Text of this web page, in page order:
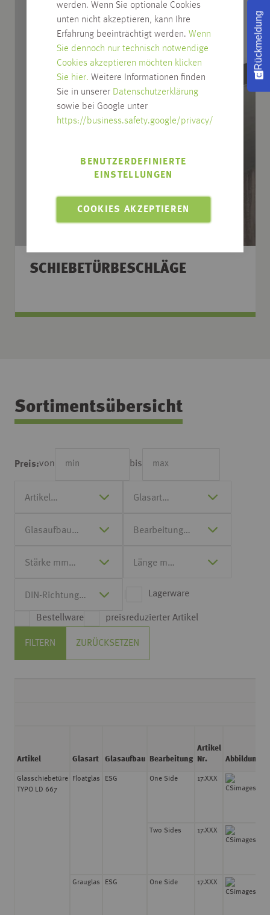
werden. Wenn Sie optionale Cookies
unten nicht akzeptieren, kann Ihre
Erfahrung beeinträchtigt werden. Wenn
Sie dennoch nur technisch notwendige
Cookies akzeptieren möchten klicken
Sie hier. Weitere Informationen finden
Sie in unserer Datenschutzerklärung
sowie bei Google unter
https://business.safety.google/privacy/
COOKIES AKZEPTIEREN
BENUTZERDEFINIERTE
EINSTELLUNGEN
SCHIEBETÜRBESCHLÄGE
Sortimentsübersicht
Preis:von bis
Lagerware
Bestellware preisreduzierter Artikel
FILTERN ZURÜCKSETZEN
Glasschiebetüre
TYPO LD 667
Floatglas ESG One Side 17.XXX
Two Sides 17.XXX
Grauglas ESG One Side 17.XXX
Artikel Glasart Glasaufbau Bearbeitung
Artikel
Nr.
Abbildung
Rückmeldung